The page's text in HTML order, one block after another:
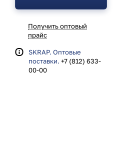
Получить оптовый
прайс
SKRAP. Оптовые
поставки. +7 (812) 633-
00-00